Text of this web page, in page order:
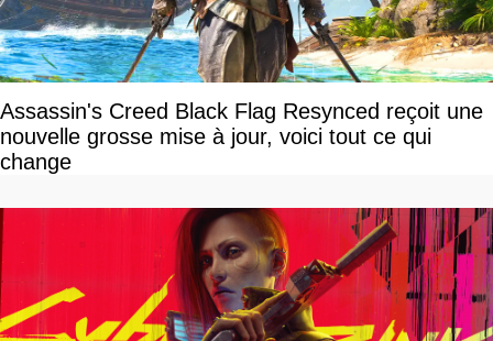
Assassin's Creed Black Flag Resynced reçoit une
nouvelle grosse mise à jour, voici tout ce qui
change